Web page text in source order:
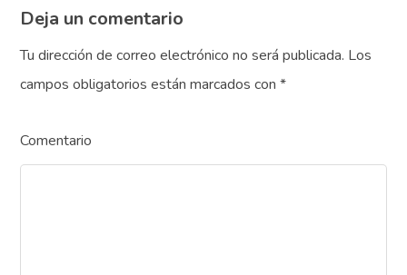
Deja un comentario
Tu dirección de correo electrónico no será publicada. Los
campos obligatorios están marcados con*
Comentario